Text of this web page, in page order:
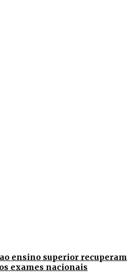
ensino superior recuperam
exames nacionais